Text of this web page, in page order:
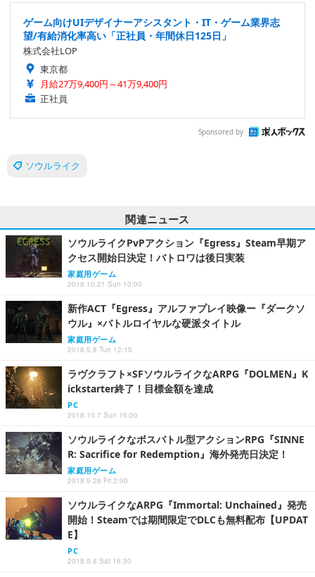
ゲーム向けUIデザイナーアシスタント・IT・ゲーム業界志
望/有給消化率高い「正社員・年間休日125日」
株式会社LOP
東京都
月給27万9,400円～41万9,400円
正社員
Sponsored by
ソウルライク
関連ニュース
ソウルライクPvPアクション『Egress』Steam早期ア
クセス開始日決定！バトロワは後日実装
家庭用ゲーム
2018.10.21 Sun 10:00
新作ACT『Egress』アルファプレイ映像ー『ダークソ
ウル』×バトルロイヤルな硬派タイトル
家庭用ゲーム
2018.5.8 Tue 12:15
ラヴクラフト×SFソウルライクなARPG『DOLMEN』K
ickstarter終了！目標金額を達成
PC
2018.10.7 Sun 16:00
ソウルライクなボスバトル型アクションRPG『SINNE
R: Sacrifice for Redemption』海外発売日決定！
家庭用ゲーム
2018.9.28 Fri 2:00
ソウルライクなARPG『Immortal: Unchained』発売
開始！Steamでは期間限定でDLCも無料配布【UPDAT
E】
PC
2018.9.8 Sat 16:30